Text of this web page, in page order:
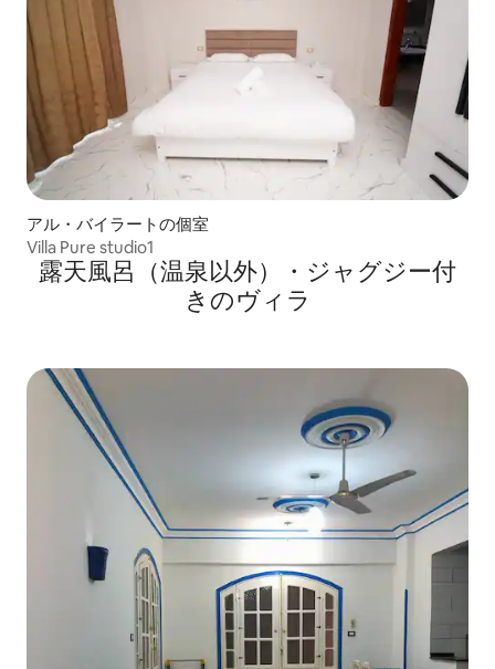
アル・バイラートの個室
Villa Pure studio1
露天風呂（温泉以外）・ジャグジー付
きのヴィラ